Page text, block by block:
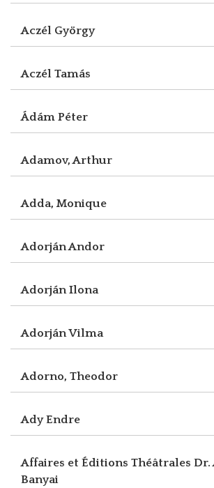
Aczél György
Aczél Tamás
Ádám Péter
Adamov, Arthur
Adda, Monique
Adorján Andor
Adorján Ilona
Adorján Vilma
Adorno, Theodor
Ady Endre
Affaires et Éditions Théâtrales
Banyai